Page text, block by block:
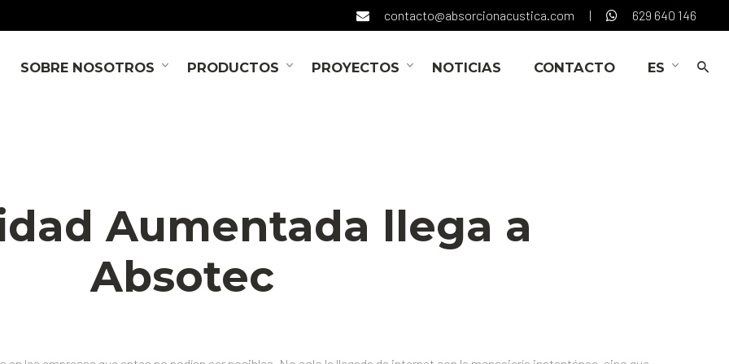
contacto@absorcionacustica.com | 629 640 146
SOBRE NOSOTROS PRODUCTOS PROYECTOS NOTICIAS CONTACTO ES
Aumentada llega a
Absotec